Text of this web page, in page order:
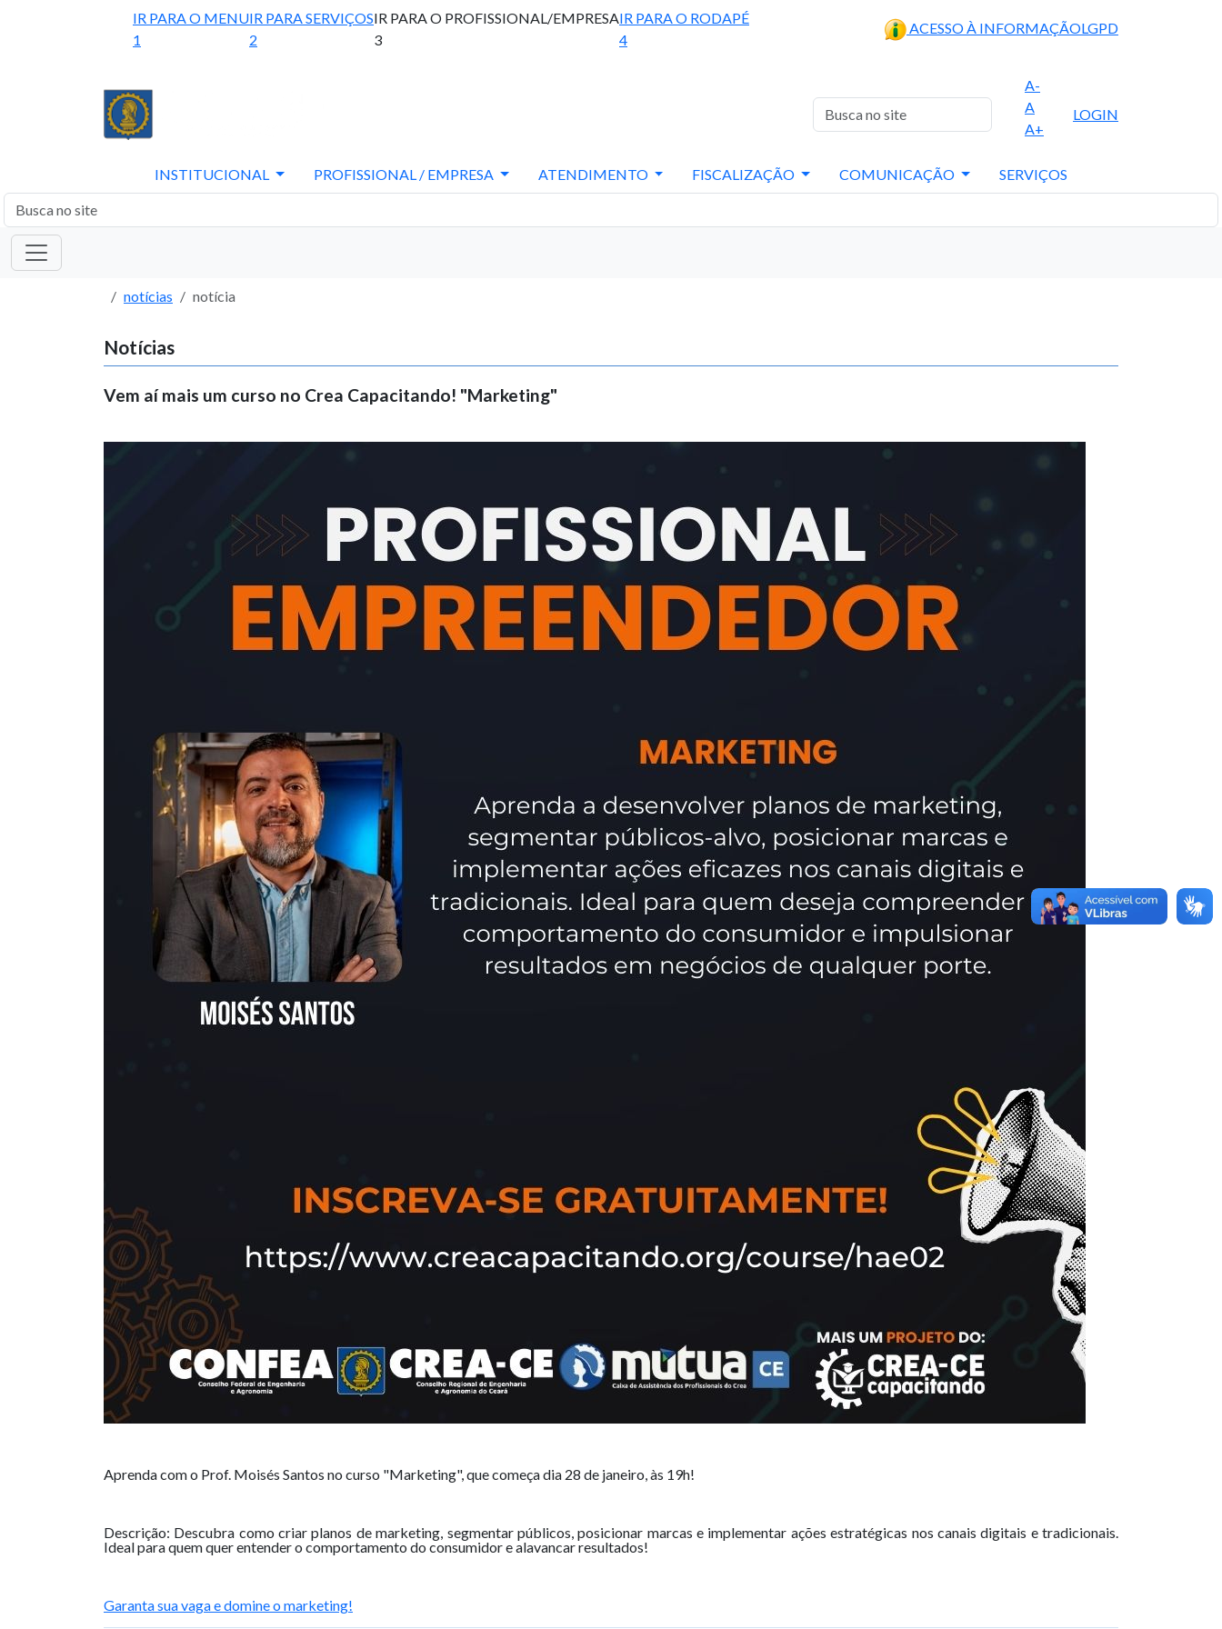
IR PARA O MENU
1
IR PARA SERVIÇOS
2
IR PARA O PROFISSIONAL/EMPRESA
3
IR PARA O RODAPÉ
4
ACESSO À INFORMAÇÃOLGPD
A-
A
A+
LOGIN
INSTITUCIONAL PROFISSIONAL / EMPRESA ATENDIMENTO FISCALIZAÇÃO COMUNICAÇÃO SERVIÇOS
notícias notícia
Notícias
Vem aí mais um curso no Crea Capacitando! "Marketing"
Aprenda com o Prof. Moisés Santos no curso "Marketing", que começa dia 28 de janeiro, às 19h!
Descrição: Descubra como criar planos de marketing, segmentar públicos, posicionar marcas e implementar ações estratégicas nos canais digitais e tradicionais.
Ideal para quem quer entender o comportamento do consumidor e alavancar resultados!
Garanta sua vaga e domine o marketing!